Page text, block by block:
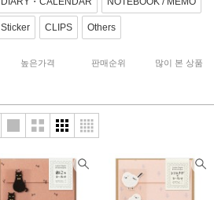
Sticker CLIPS Others
높은가격 판매순위 많이 본 상품